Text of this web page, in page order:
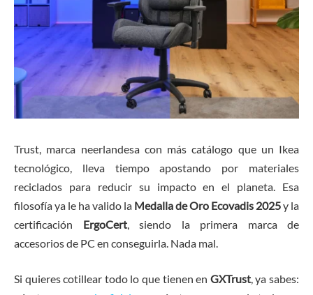
Trust, marca neerlandesa con más catálogo que un Ikea
tecnológico, lleva tiempo apostando por materiales
reciclados para reducir su impacto en el planeta. Esa
filosofía ya le ha valido la Medalla de Oro Ecovadis 2025y la
certificación ErgoCert, siendo la primera marca de
accesorios de PC en conseguirla. Nada mal.
Si quieres cotillear todo lo que tienen en GXTrust, ya sabes: